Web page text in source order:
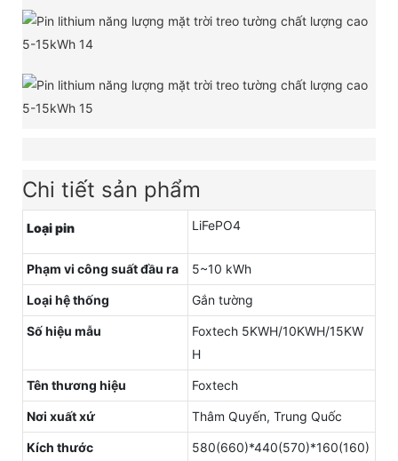
Chi tiết sản phẩm
Loại pin LiFePO4
Phạm vi công suất đầu ra 5~10 kWh
Loại hệ thống Gắn tường
Số hiệu mẫu
Foxtech 5KWH/10KWH/15KW
H
Tên thương hiệu Foxtech
Nơi xuất xứ Thâm Quyến, Trung Quốc
Kích thước
580(660)*440(570)*160(160)